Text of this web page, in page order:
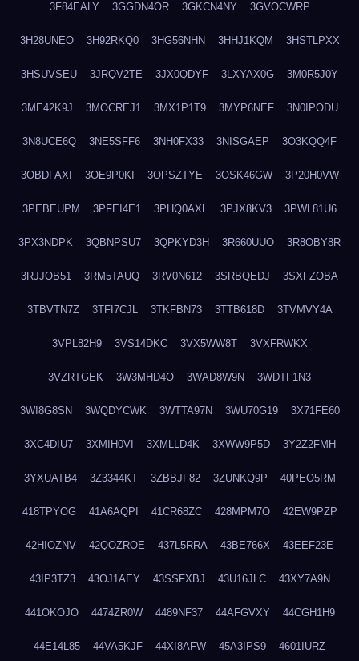
3F84EALY 3GGDN4OR 3GKCN4NY 3GVOCWRP
3H28UNEO 3H92RKQ0 3HG56NHN 3HHJ1KQM 3HSTLPXX
3HSUVSEU 3JRQV2TE 3JX0QDYF 3LXYAX0G 3M0R5J0Y
3ME42K9J 3MOCREJ1 3MX1P1T9 3MYP6NEF 3N0IPODU
3N8UCE6Q 3NE5SFF6 3NH0FX33 3NISGAEP 3O3KQQ4F
3OBDFAXI 3OE9P0KI 3OPSZTYE 3OSK46GW 3P20H0VW
3PEBEUPM 3PFEI4E1 3PHQ0AXL 3PJX8KV3 3PWL81U6
3PX3NDPK 3QBNPSU7 3QPKYD3H 3R660UUO 3R8OBY8R
3RJJOB51 3RM5TAUQ 3RV0N612 3SRBQEDJ 3SXFZOBA
3TBVTN7Z 3TFI7CJL 3TKFBN73 3TTB618D 3TVMVY4A
3VPL82H9 3VS14DKC 3VX5WW8T 3VXFRWKX
3VZRTGEK 3W3MHD4O 3WAD8W9N 3WDTF1N3
3WI8G8SN 3WQDYCWK 3WTTA97N 3WU70G19 3X71FE60
3XC4DIU7 3XMIH0VI 3XMLLD4K 3XWW9P5D 3Y2Z2FMH
3YXUATB4 3Z3344KT 3ZBBJF82 3ZUNKQ9P 40PEO5RM
418TPYOG 41A6AQPI 41CR68ZC 428MPM7O 42EW9PZP
42HIOZNV 42QOZROE 437L5RRA 43BE766X 43EEF23E
43IP3TZ3 43OJ1AEY 43SSFXBJ 43U16JLC 43XY7A9N
441OKOJO 4474ZR0W 4489NF37 44AFGVXY 44CGH1H9
44E14L85 44VA5KJF 44XI8AFW 45A3IPS9 4601IURZ